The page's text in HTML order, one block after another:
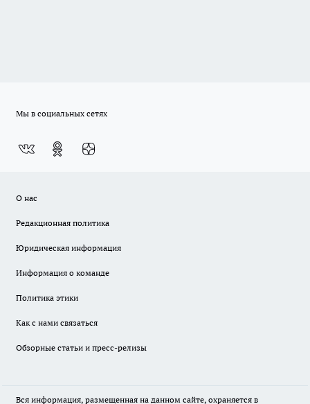
Мы в социальных сетях
О нас
Редакционная политика
Юридическая информация
Информация о команде
Политика этики
Как с нами связаться
Обзорные статьи и пресс-релизы
Вся информация, размещенная на данном сайте, охраняется в